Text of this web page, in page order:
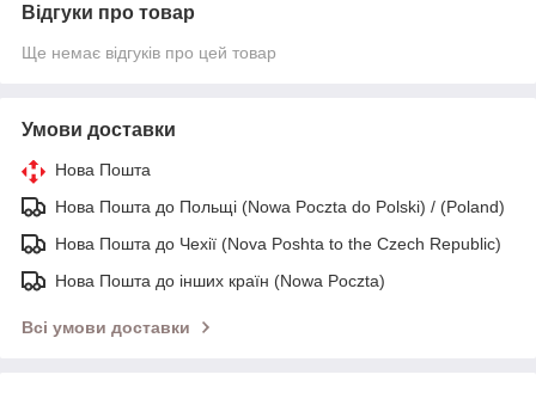
Відгуки про товар
Ще немає відгуків про цей товар
Умови доставки
Нова Пошта
Нова Пошта до Польщі (Nowa Poczta do Polski) / (Poland)
Нова Пошта до Чехії (Nova Poshta to the Czech Republic)
Нова Пошта до інших країн (Nowa Poczta)
Всі умови доставки